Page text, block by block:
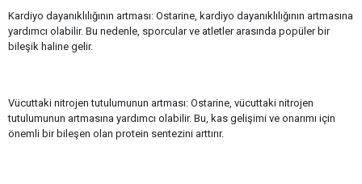
Kardiyo dayanıklılığının artması: Ostarine, kardiyo dayanıklılığının artmasına
yardımcı olabilir. Bu nedenle, sporcular ve atletler arasında popüler bir
bileşik haline gelir.
Vücuttaki nitrojen tutulumunun artması: Ostarine, vücuttaki nitrojen
tutulumunun artmasına yardımcı olabilir. Bu, kas gelişimi ve onarımı için
önemli bir bileşen olan protein sentezini arttırır.